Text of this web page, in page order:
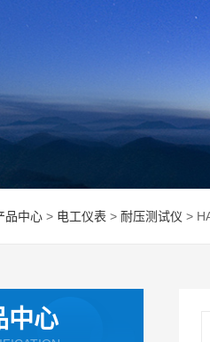
品中心 > 电工仪表 > 耐压测试仪 >
中心